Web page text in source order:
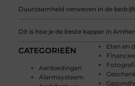
Duurzaamheid verweven in de
Dit is hoe je de beste kapper in
CATEGORIEËN
Aanbiedingen
Alarmsysteem
Eten en